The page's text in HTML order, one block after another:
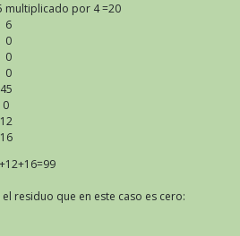
multiplicado por 4 =20
6
0
0
0
0
residuo que en este caso es cero: